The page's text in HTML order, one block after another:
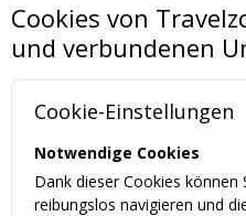
Cookies von
und verbundenen
Cookie-Einstellungen
Notwendige Cookies
Dank dieser Cookies können
reibungslos navigieren und